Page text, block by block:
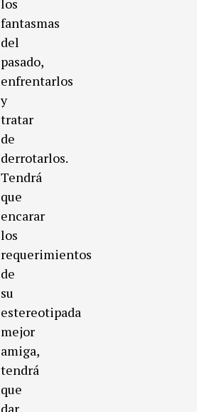
los
fantasmas
del
pasado,
enfrentarlos
y
tratar
de
derrotarlos.
Tendrá
que
encarar
los
requerimientos
de
su
estereotipada
mejor
amiga,
tendrá
que
dar